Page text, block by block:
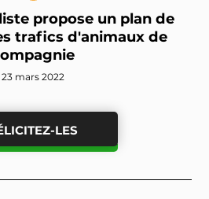
propose un plan de
trafics d'animaux de
23 mars 2022
LES